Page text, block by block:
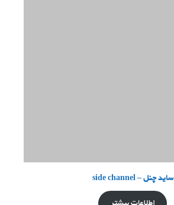
ساید چنل – side channel